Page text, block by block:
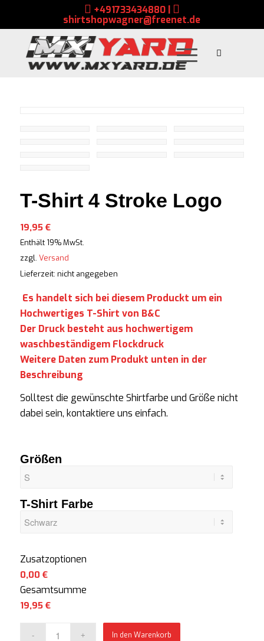
+491733434880|
shirtshopwagner@freenet.de
T-Shirt 4 Stroke Logo
19,95 €
Enthält 19% MwSt.
zzgl. Versand
Lieferzeit: nicht angegeben
Es handelt sich bei diesem Produckt um ein
Hochwertiges T-Shirt von B&C
Der Druck besteht aus hochwertigem
waschbeständigem Flockdruck
Weitere Daten zum Produkt unten in der
Beschreibung
Solltest die gewünschte Shirtfarbe und Größe nicht
dabei sein, kontaktiere uns einfach.
Größen
T-Shirt Farbe
Zusatzoptionen
0,00 €
Gesamtsumme
19,95 €
In den Warenkorb